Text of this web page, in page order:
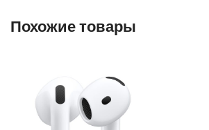
Похожие товары